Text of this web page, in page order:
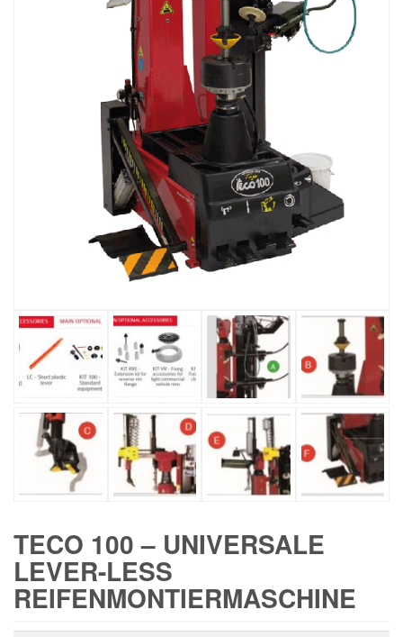
TECO 100 – UNIVERSALE
LEVER-LESS
REIFENMONTIERMASCHINE